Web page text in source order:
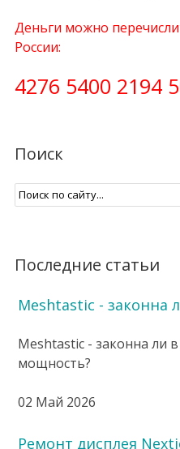
Деньги можно
России:
4276 5400 2194
Поиск
Последние статьи
Meshtastic - законна
Meshtastic - законна ли
мощность?
02 Май 2026
Ремонт дисплея